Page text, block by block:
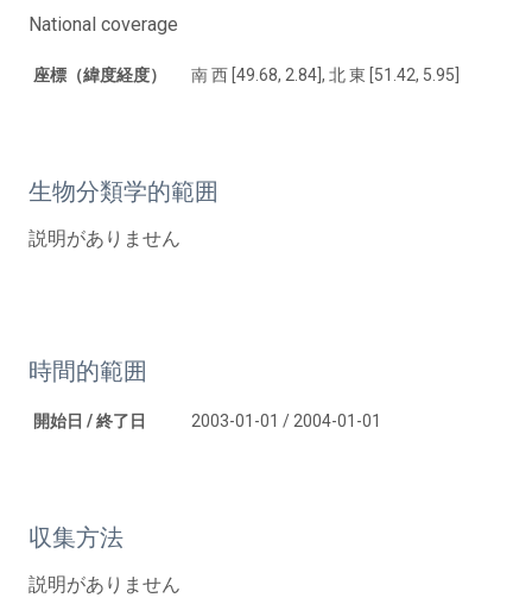
National coverage
座標（緯度経度） 南 西 [49.68, 2.84], 北 東 [51.42, 5.95]
生物分類学的範囲
説明がありません
時間的範囲
開始日 / 終了日 2003-01-01 / 2004-01-01
収集方法
説明がありません